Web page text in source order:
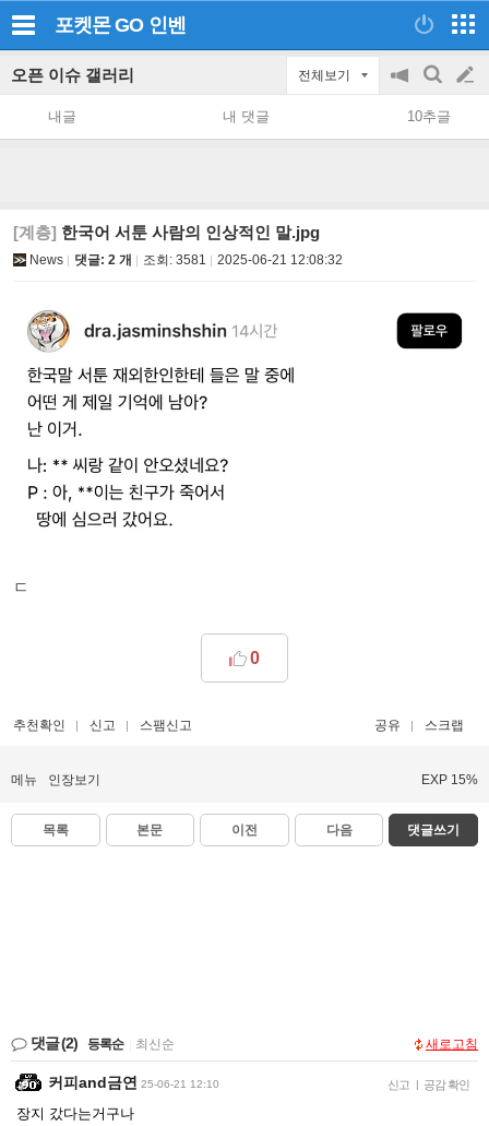
포켓몬 GO 인벤
오픈 이슈 갤러리 전체보기
공
지
on/off
검
색
글
쓰
내글 내 댓글 10추글
[계층] 한국어 서툰 사람의 인상적인 말.jpg
News 댓글: 2 개 조회: 3581 2025-06-21 12:08:32
ㄷ
0
추천확인 신고 스팸신고 공유 스크랩
메뉴 인장보기 EXP 15%
목록 본문 이전 다음 댓글쓰기
댓글(2) 등록순 최신순 새로고침
커피and금연 25-06-21 12:10 신고 공감 확인
장지 갔다는거구나